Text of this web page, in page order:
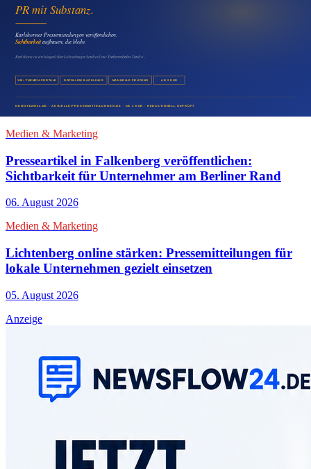
08. August 2026
Medien & Marketing
Pressemitteilungen lokale Reichweite aufbauen
07. August 2026
Medien & Marketing
Presseartikel in Falkenberg veröffentlichen:
Sichtbarkeit für Unternehmer am Berliner Rand
06. August 2026
Medien & Marketing
Lichtenberg online stärken: Pressemitteilungen für
lokale Unternehmen gezielt einsetzen
05. August 2026
Anzeige